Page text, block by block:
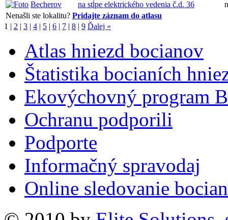
Becherov
na stĺpe elektrického vedenia č.d. 36
Nenašli ste lokalitu? Pridajte záznam do atlasu
1 | 2 | 3 | 4 | 5 | 6 | 7 | 8 | 9 Ďalej »
Atlas hniezd bocianov
Štatistika bocianích
Ekovýchovný program
Ochranu podporili
Podporte
Informačný spravodaj
Online sledovanie